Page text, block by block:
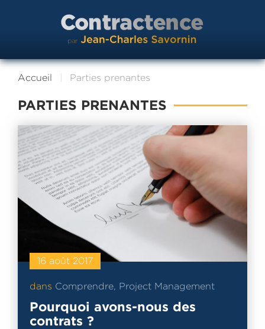
Accueil Parties prenantes
PARTIES PRENANTES
16 août 2017
dans Comprendre, Project Management
Pourquoi avons-nous des
contrats ?